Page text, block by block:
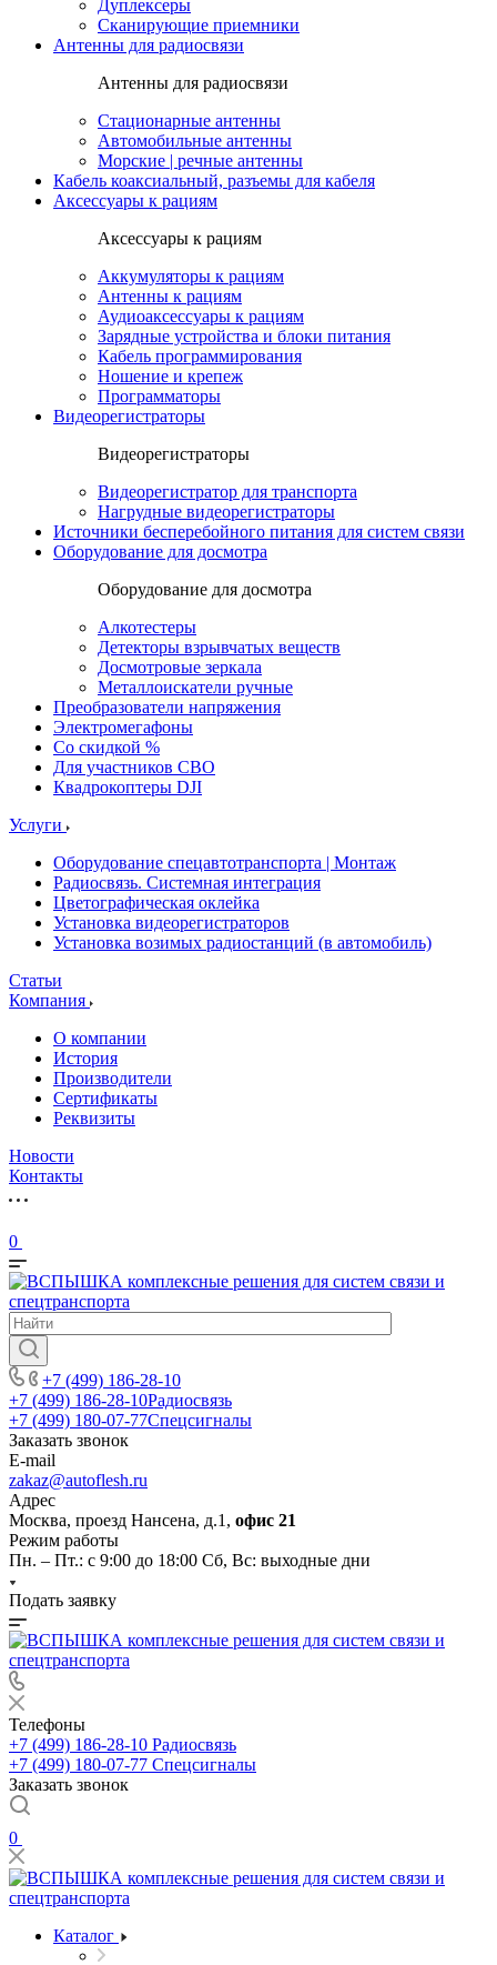
Дуплексеры
Сканирующие приемники
Антенны для радиосвязи
Антенны для радиосвязи
Стационарные антенны
Автомобильные антенны
Морские | речные антенны
Кабель коаксиальный, разъемы для кабеля
Аксессуары к рациям
Аксессуары к рациям
Аккумуляторы к рациям
Антенны к рациям
Аудиоаксессуары к рациям
Зарядные устройства и блоки питания
Кабель программирования
Ношение и крепеж
Программаторы
Видеорегистраторы
Видеорегистраторы
Видеорегистратор для транспорта
Нагрудные видеорегистраторы
Источники бесперебойного питания для систем связи
Оборудование для досмотра
Оборудование для досмотра
Алкотестеры
Детекторы взрывчатых веществ
Досмотровые зеркала
Металлоискатели ручные
Преобразователи напряжения
Электромегафоны
Со скидкой %
Для участников СВО
Квадрокоптеры DJI
Услуги
Оборудование спецавтотранспорта | Монтаж
Радиосвязь. Системная интеграция
Цветографическая оклейка
Установка видеорегистраторов
Установка возимых радиостанций (в автомобиль)
Статьи
Компания
О компании
История
Производители
Сертификаты
Реквизиты
Новости
Контакты
0
+7 (499) 186-28-10
+7 (499) 186-28-10Радиосвязь
+7 (499) 180-07-77Спецсигналы
Заказать звонок
E-mail
zakaz@autoflesh.ru
Адрес
Москва, проезд Нансена, д.1, офис 21
Режим работы
Пн. – Пт.: с 9:00 до 18:00 Cб, Вс: выходные дни
Подать заявку
Телефоны
+7 (499) 186-28-10 Радиосвязь
+7 (499) 180-07-77 Спецсигналы
Заказать звонок
0
Каталог